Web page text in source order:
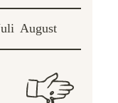
August